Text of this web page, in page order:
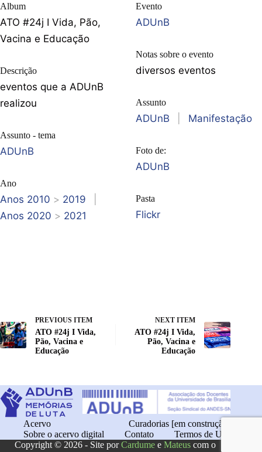
Album
ATO #24j I Vida, Pão,
Vacina e Educação
Descrição
eventos que a ADUnB
realizou
Assunto - tema
ADUnB
Ano
Anos 2010 > 2019
Anos 2020 > 2021
Evento
ADUnB
Notas sobre o evento
diversos eventos
Assunto
ADUnB Manifestação
Foto de:
ADUnB
Pasta
Flickr
PREVIOUS ITEM
ATO #24j I Vida,
Pão, Vacina e
Educação
NEXT ITEM
ATO #24j I Vida,
Pão, Vacina e
Educação
Acervo
Curadorias [em construção]
Sobre o acervo digital
Contato
Termos de Uso
Copyright © 2026 - Site porCardume eMateus com o